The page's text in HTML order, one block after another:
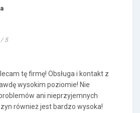
/ 5
tę firmę! Obsługa i kontakt z
wysokim poziomie! Nie
ani nieprzyjemnych
również jest bardzo wysoka!